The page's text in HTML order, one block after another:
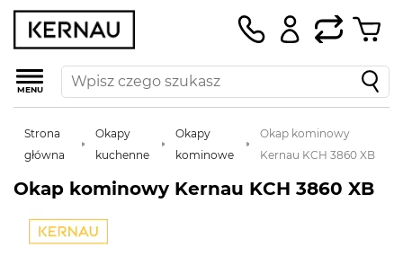
MENU
Strona
główna
Okapy
kuchenne
Okapy
kominowe
Okap kominowy
Kernau KCH 3860 XB
Okap kominowy Kernau KCH 3860 XB